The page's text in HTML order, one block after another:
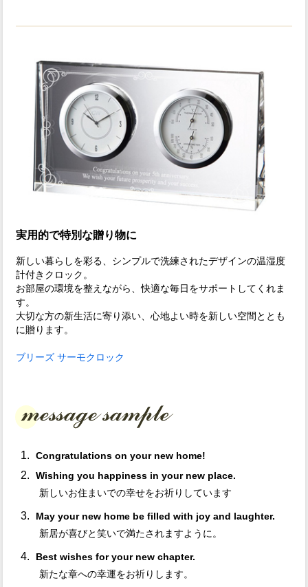
実用的で特別な贈り物に
新しい暮らしを彩る、シンプルで洗練されたデザインの温湿度
計付きクロック。
お部屋の環境を整えながら、快適な毎日をサポートしてくれま
す。
大切な方の新生活に寄り添い、心地よい時を新しい空間ととも
に贈ります。
ブリーズ サーモクロック
Congratulations on your new home!
Wishing you happiness in your new place.
新しいお住まいでの幸せをお祈りしています
May your new home be filled with joy and laughter.
新居が喜びと笑いで満たされますように。
Best wishes for your new chapter.
新たな章への幸運をお祈りします。